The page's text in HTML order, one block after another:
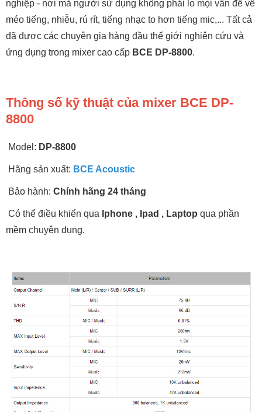
nghiệp - nơi mà người sử dụng không phải lo mọi vấn đề về
méo tiếng, nhiễu, rú rít, tiếng nhạc to hơn tiếng mic,... Tất cả
đã được các chuyên gia hàng đầu thế giới nghiên cứu và
ứng dụng trong mixer cao cấp BCE DP-8800.
Thông số kỹ thuật của mixer BCE DP-
8800
Model: DP-8800
Hãng sản xuất: BCE Acoustic
Bảo hành: Chính hãng 24 tháng
Có thể điều khiển qua Iphone , Ipad , Laptop qua phần
mềm chuyên dụng.